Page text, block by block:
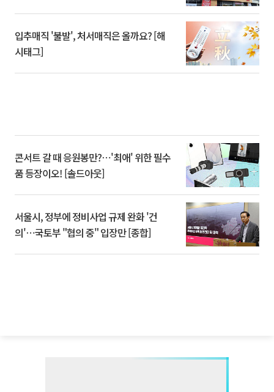
입추매직 '불발', 처서매직은 올까요? [해
시태그]
콘서트 갈 때 응원봉만?⋯'최애' 위한 필수
품 등장이오! [솔드아웃]
서울시, 정부에 정비사업 규제 완화 '건
의'⋯국토부 "협의 중" 입장만 [종합]